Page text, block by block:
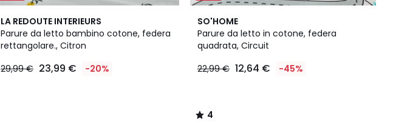
LA REDOUTE INTERIEURS
Parure da letto bambino cotone, federa
rettangolare., Citron
29,99 € 23,99 € -20%
SO'HOME
Parure da letto in cotone, federa
quadrata, Circuit
22,99 € 12,64 € -45%
4
/
5
4
/